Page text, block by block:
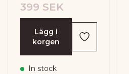
399 SEK
Lägg i
korgen
In stock